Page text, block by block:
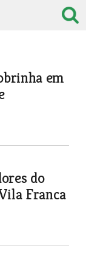
em
do
Franca